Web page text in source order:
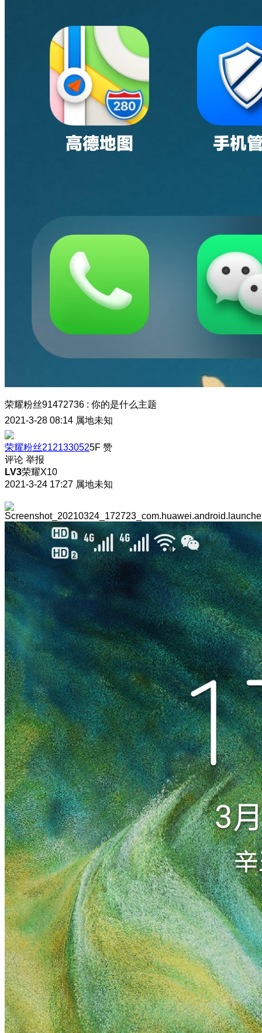
荣耀粉丝91472736 : 你的是什么主题
2021-3-28 08:14 属地未知
荣耀粉丝2121330525F 赞
评论 举报
LV3荣耀X10
2021-3-24 17:27 属地未知